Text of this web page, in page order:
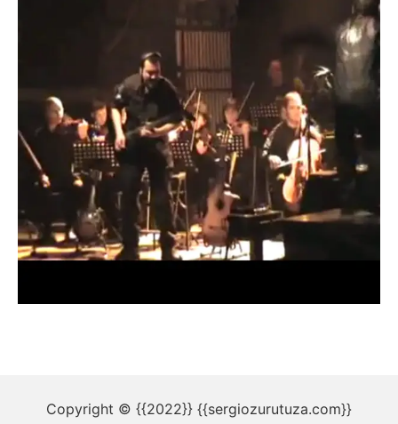
Copyright © {{2022}} {{sergiozurutuza.com}}